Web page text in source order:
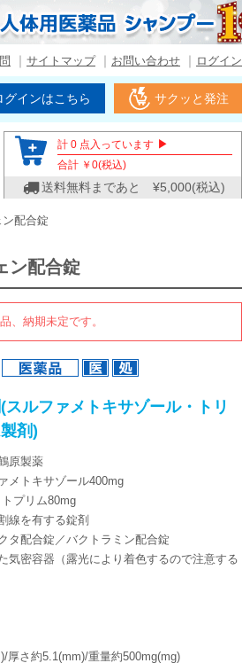
サイトマップ お問い合わせ ログイン
グインはこちら サクッと発注
計 0 点入っています ▶
合計 ￥ 0(税込)
送料無料まであと ¥5,000(税込)
配合錠
ン配合錠
、納期未定です。
スルファメトキサゾール・トリ
剤)
原製薬
メトキサゾール400mg
リム80mg
線を有する錠剤
タ配合錠／バクトラミン配合錠
気密容器（露光により着色するので注意する
厚さ約5.1(mm)/重量約500mg(mg)